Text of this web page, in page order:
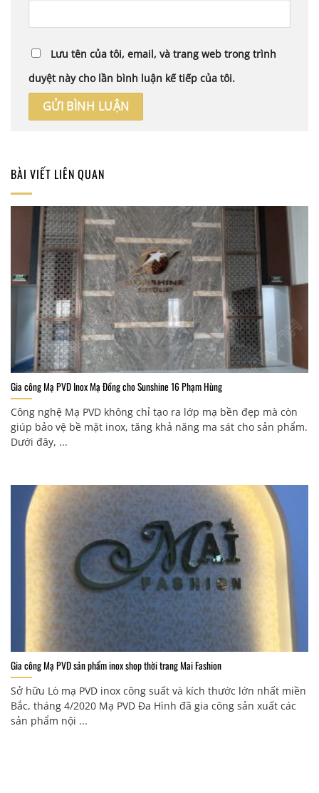
Lưu tên của tôi, email, và trang web trong trình
duyệt này cho lần bình luận kế tiếp của tôi.
BÀI VIẾT LIÊN QUAN
Gia công Mạ PVD Inox Mạ Đồng cho Sunshine 16 Phạm Hùng
Công nghệ Mạ PVD không chỉ tạo ra lớp mạ bền đẹp mà còn
giúp bảo vệ bề mặt inox, tăng khả năng ma sát cho sản phẩm.
Dưới đây, ...
Gia công Mạ PVD sản phẩm inox shop thời trang Mai Fashion
Sở hữu Lò mạ PVD inox công suất và kích thước lớn nhất miền
Bắc, tháng 4/2020 Mạ PVD Đa Hình đã gia công sản xuất các
sản phẩm nội ...